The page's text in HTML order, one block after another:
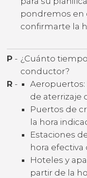
pondremos en
confirmarte la
P - ¿Cuánto
conductor?
R -
Aeropuertos:
de aterrizaje
Puertos de
la hora
Estaciones
hora
Hoteles y
partir de la